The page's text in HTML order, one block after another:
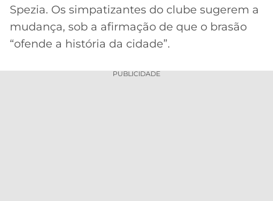
Spezia. Os simpatizantes do clube sugerem a
mudança, sob a afirmação de que o brasão
“ofende a história da cidade”.
PUBLICIDADE